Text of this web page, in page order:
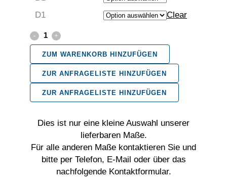
D1
Clear
Steckschlüssel
Kant
mit
3/8
Zoll
ZUM WARENKORB HINZUFÜGEN
ZUR ANFRAGELISTE HINZUFÜGEN
ZUR ANFRAGELISTE HINZUFÜGEN
Dies ist nur eine kleine Auswahl unserer
lieferbaren Maße.
Für alle anderen Maße kontaktieren Sie und
bitte per Telefon, E-Mail oder über das
nachfolgende Kontaktformular.